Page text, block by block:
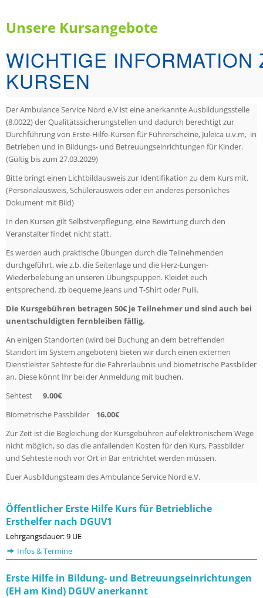
Unsere Kursangebote
WICHTIGE INFORMATION
KURSEN
Der Ambulance Service Nord e.V ist eine anerkannte Ausbildungsstelle
(8.0022) der Qualitätssicherungstellen und dadurch berechtigt zur
Durchführung von Erste-Hilfe-Kursen für Führerscheine, Juleica u.v.m, in
Betrieben und in Bildungs- und Betreuungseinrichtungen für Kinder.
(Gültig bis zum 27.03.2029)
Bitte bringt einen Lichtbildausweis zur Identifikation zu dem Kurs mit.
(Personalausweis, Schülerausweis oder ein anderes persönliches
Dokument mit Bild)
In den Kursen gilt Selbstverpflegung, eine Bewirtung durch den
Veranstalter findet nicht statt.
Es werden auch praktische Übungen durch die Teilnehmenden
durchgeführt, wie z.b. die Seitenlage und die Herz-Lungen-
Wiederbelebung an unseren Übungspuppen. Kleidet euch
entsprechend. zb bequeme Jeans und T-Shirt oder Pulli.
Die Kursgebühren betragen 50€ je Teilnehmer und sind auch bei
unentschuldigten fernbleiben fällig.
An einigen Standorten (wird bei Buchung an dem betreffenden
Standort im System angeboten) bieten wir durch einen externen
Dienstleister Sehteste für die Fahrerlaubnis und biometrische Passbilder
an. Diese könnt Ihr bei der Anmeldung mit buchen.
Sehtest
9.00€
Biometrische Passbilder
16.00€
Zur Zeit ist die Begleichung der Kursgebühren auf elektronischem Wege
nicht möglich, so das die anfallenden Kosten für den Kurs, Passbilder
und Sehteste noch vor Ort in Bar entrichtet werden müssen.
Euer Ausbildungsteam des Ambulance Service Nord e.V.
Öffentlicher Erste Hilfe Kurs für Betriebliche
Ersthelfer nach DGUV1
Lehrgangsdauer: 9 UE
Infos & Termine
Erste Hilfe in Bildung- und Betreuungseinrichtungen
(EH am Kind) DGUV anerkannt